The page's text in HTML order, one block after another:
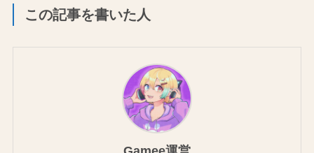
この記事を書いた人